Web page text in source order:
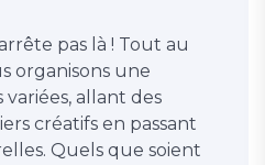
pas là ! Tout au
organisons une
allant des
créatifs en passant
Quels que soient